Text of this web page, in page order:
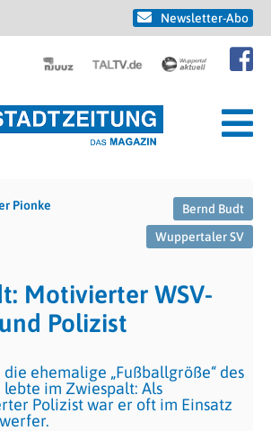
Newsletter-Abo
Pionke
Bernd Budt
Wuppertaler SV
Motivierter WSV-
Polizist
die ehemalige „Fußballgröße“ des
lebte im Zwiespalt: Als
Polizist war er oft im Einsatz